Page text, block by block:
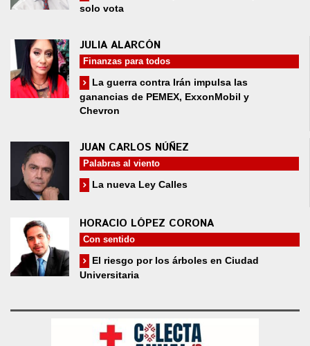
solo vota
JULIA ALARCÓN
Finanzas para todos
La guerra contra Irán impulsa las
ganancias de PEMEX, ExxonMobil y
Chevron
JUAN CARLOS NÚÑEZ
Palabras al viento
La nueva Ley Calles
HORACIO LÓPEZ CORONA
Con sentido
El riesgo por los árboles en Ciudad
Universitaria